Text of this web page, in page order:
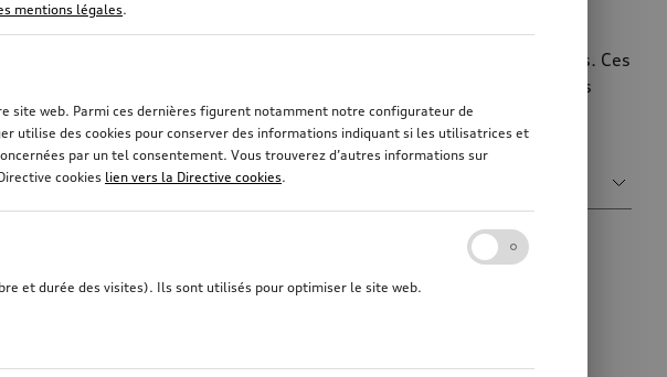
mais également pour la carrosserie et pour lutter contre les chocs. Ces
et d'éclaboussures. Vous trouverez dans la gamme d'Accessoires
nos accessoires d'origine ultra-pratiques.
Trier par
mentions légales.
site web. Parmi ces dernières figurent notamment notre configurateur de
utilise des cookies pour conserver des informations indiquant si les utilisatrices et
par un tel consentement. Vous trouverez d’autres informations sur
cookies lien vers la Directive cookies.
et durée des visites). Ils sont utilisés pour optimiser le site web.